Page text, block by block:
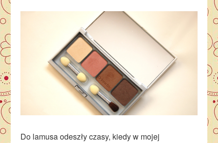
Do lamusa odeszły czasy, kiedy w mojej